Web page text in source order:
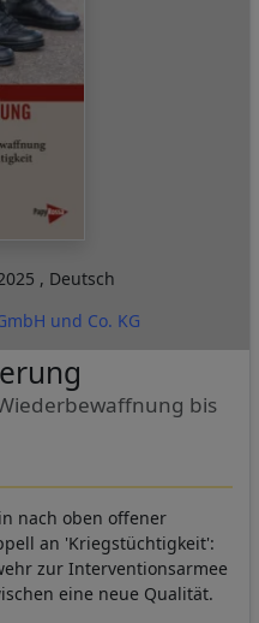
, Deutsch
und Co. KG
bis
nach oben offener
an 'Kriegstüchtigkeit':
zur Interventionsarmee
eine neue Qualität.